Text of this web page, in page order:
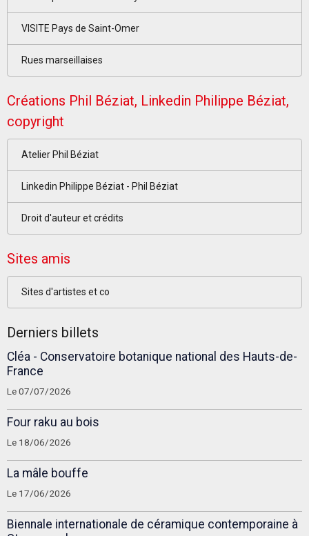
VISITE Pays de Saint-Omer
Rues marseillaises
Créations Phil Béziat, Linkedin Philippe Béziat,
copyright
Atelier Phil Béziat
Linkedin Philippe Béziat - Phil Béziat
Droit d'auteur et crédits
Sites amis
Sites d'artistes et co
Derniers billets
Cléa - Conservatoire botanique national des Hauts-de-
France
Le 07/07/2026
Four raku au bois
Le 18/06/2026
La mâle bouffe
Le 17/06/2026
Biennale internationale de céramique contemporaine à